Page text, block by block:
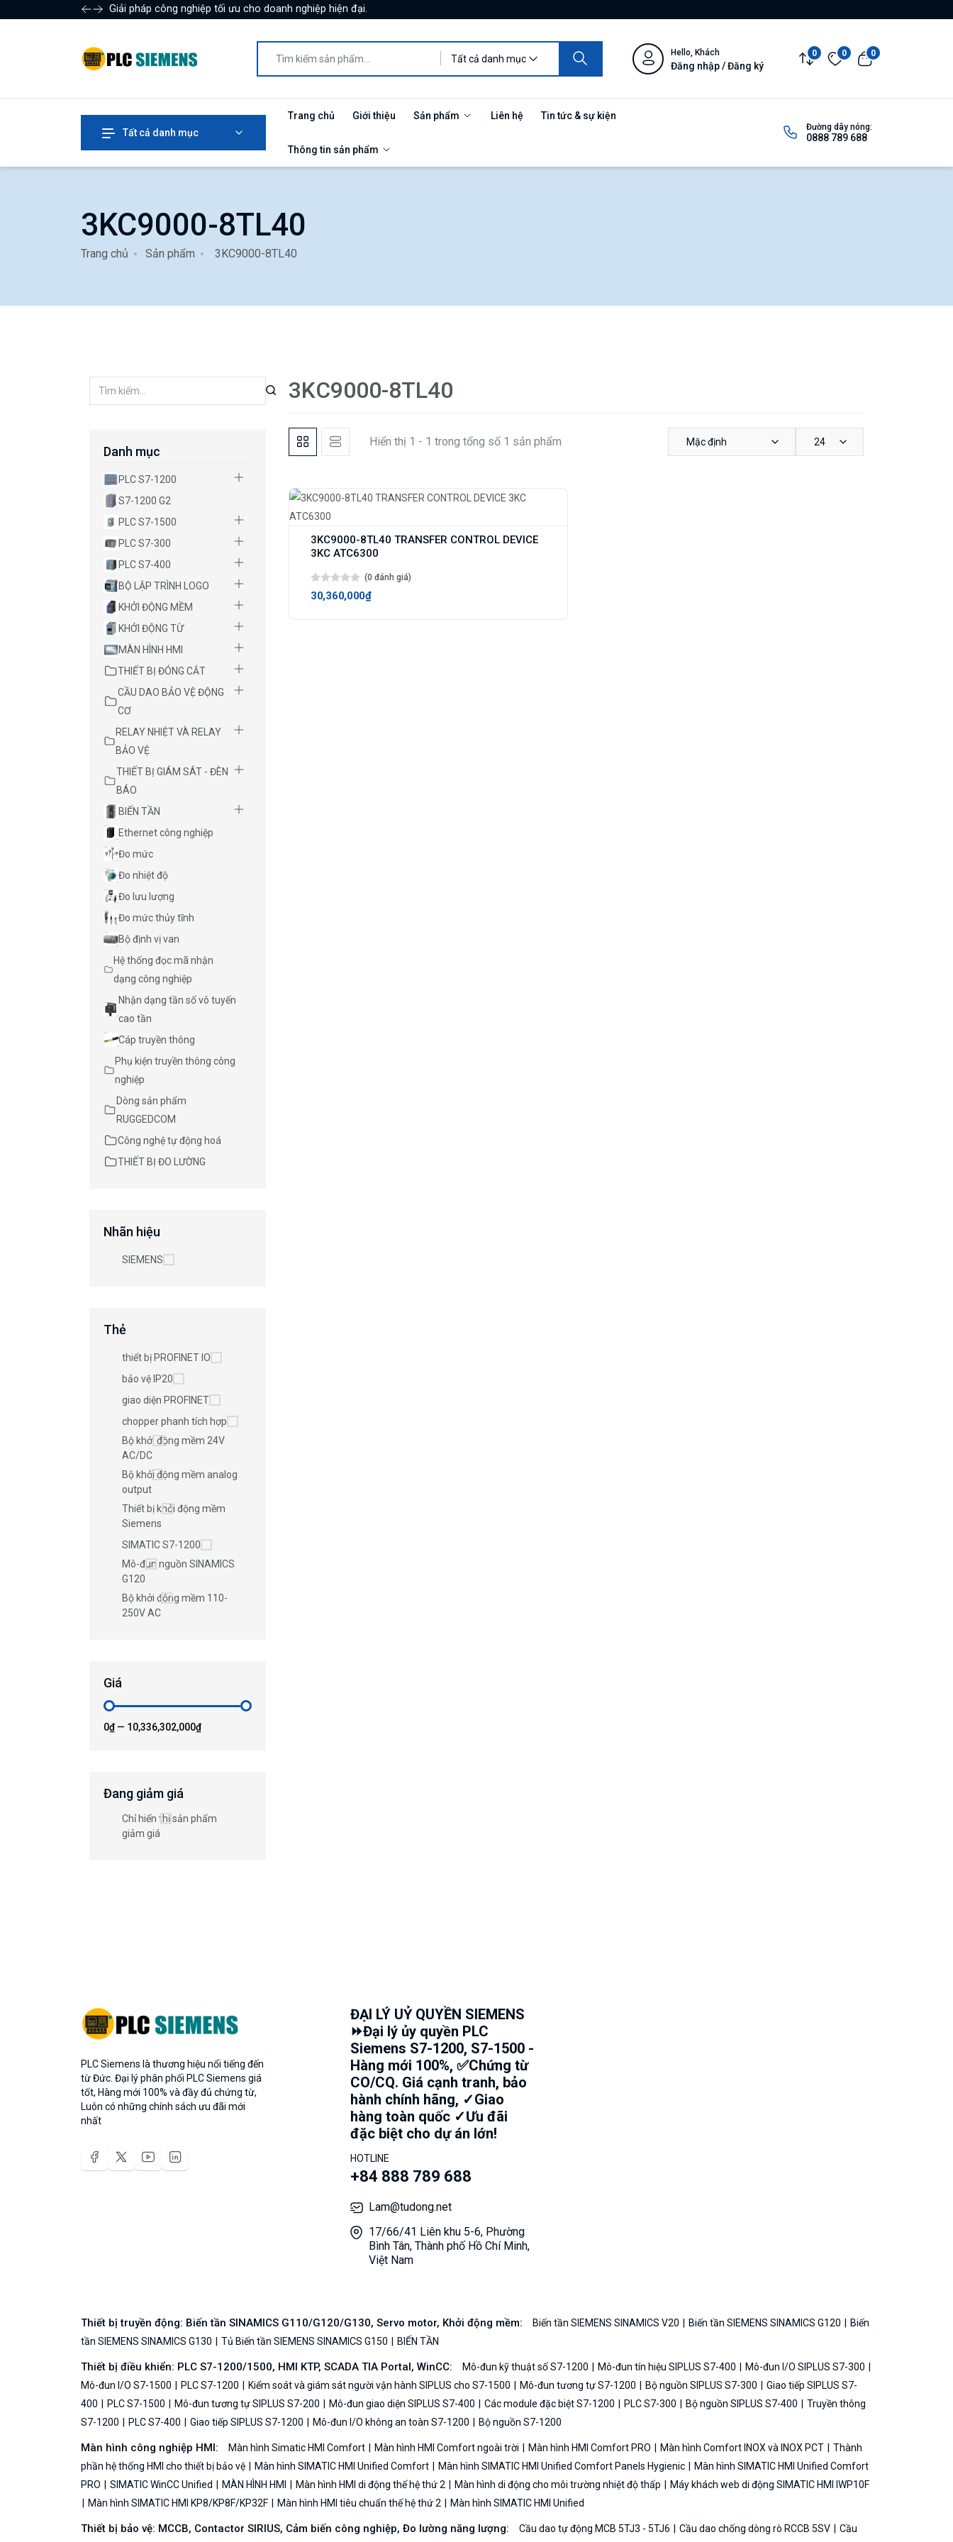
Giải pháp công nghiệp tối ưu cho doanh nghiệp hiện đại.
Tất cả danh mục
Hello, Khách
Đăng nhập / Đăng ký
0 0 0
Tất cả danh mục
Trang chủ Giới thiệu Sản phẩm Liên hệ Tin tức & sự kiện
Thông tin sản phẩm
Đường dây nóng:
0888 789 688
3KC9000-8TL40
Trang chủ Sản phẩm 3KC9000-8TL40
Danh mục
PLC S7-1200
S7-1200 G2
PLC S7-1500
PLC S7-300
PLC S7-400
BỘ LẬP TRÌNH LOGO
KHỞI ĐỘNG MỀM
KHỞI ĐỘNG TỪ
MÀN HÌNH HMI
THIẾT BỊ ĐÓNG CẮT
CẦU DAO BẢO VỆ ĐỘNG
CƠ
RELAY NHIỆT VÀ RELAY
BẢO VỆ
THIẾT BỊ GIÁM SÁT - ĐÈN
BÁO
BIẾN TẦN
Ethernet công nghiệp
Đo mức
Đo nhiệt độ
Đo lưu lượng
Đo mức thủy tĩnh
Bộ định vị van
Hệ thống đọc mã nhận
dạng công nghiệp
Nhận dạng tần số vô tuyến
cao tần
Cáp truyền thông
Phụ kiện truyền thông công
nghiệp
Dòng sản phẩm
RUGGEDCOM
Công nghệ tự động hoá
THIẾT BỊ ĐO LƯỜNG
Nhãn hiệu
SIEMENS
Thẻ
thiết bị PROFINET IO
bảo vệ IP20
giao diện PROFINET
chopper phanh tích hợp
Bộ khởi động mềm 24V
AC/DC
Bộ khởi động mềm analog
output
Thiết bị khởi động mềm
Siemens
SIMATIC S7-1200
Mô-đun nguồn SINAMICS
G120
Bộ khởi động mềm 110-
250V AC
Giá
0₫— 10,336,302,000₫
Đang giảm giá
Chỉ hiển thị sản phẩm
giảm giá
3KC9000-8TL40
Hiển thị 1 - 1 trong tổng số 1 sản phẩm Mặc định 24
3KC9000-8TL40 TRANSFER CONTROL DEVICE
3KC ATC6300
(0 đánh giá)
30,360,000₫
PLC Siemens là thương hiệu nổi tiếng đến
từ Đức. Đại lý phân phối PLC Siemens giá
tốt, Hàng mới 100% và đầy đủ chứng từ,
Luôn có những chính sách ưu đãi mới
nhất
ĐẠI LÝ UỶ QUYỀN SIEMENS
⏩Đại lý ủy quyền PLC
Siemens S7-1200, S7-1500 -
Hàng mới 100%, ✅Chứng từ
CO/CQ. Giá cạnh tranh, bảo
hành chính hãng, ✓Giao
hàng toàn quốc ✓Ưu đãi
đặc biệt cho dự án lớn!
HOTLINE
+84 888 789 688
Lam@tudong.net
17/66/41 Liên khu 5-6, Phường
Bình Tân, Thành phố Hồ Chí Minh,
Việt Nam
Thiết bị truyền động: Biến tần SINAMICS G110/G120/G130, Servo motor, Khởi động mềm: Biến tần SIEMENS SINAMICS V20 Biến tần SIEMENS SINAMICS G120
Biến
tần SIEMENS SINAMICS G130
Tủ Biến tần SIEMENS SINAMICS G150 BIẾN TẦN
Thiết bị điều khiển: PLC S7-1200/1500, HMI KTP, SCADA TIA Portal, WinCC: Mô-đun kỹ thuật số S7-1200 Mô-đun tín hiệu SIPLUS S7-400
Mô-đun I/O SIPLUS S7-300
Mô-đun I/O S7-1500
PLC S7-1200 Kiểm soát và giám sát người vận hành SIPLUS cho S7-1500 Mô-đun tương tự S7-1200 Bộ nguồn SIPLUS S7-300
Giao tiếp SIPLUS S7-
400
PLC S7-1500 Mô-đun tương tự SIPLUS S7-200 Mô-đun giao diện SIPLUS S7-400 Các module đặc biệt S7-1200 PLC S7-300 Bộ nguồn SIPLUS S7-400
Truyền thông
S7-1200
PLC S7-400 Giao tiếp SIPLUS S7-1200 Mô-đun I/O không an toàn S7-1200 Bộ nguồn S7-1200
Màn hình công nghiệp HMI: Màn hình Simatic HMI Comfort Màn hình HMI Comfort ngoài trời Màn hình HMI Comfort PRO Màn hình Comfort INOX và INOX PCT
Thành
phần hệ thống HMI cho thiết bị bảo vệ
Màn hình SIMATIC HMI Unified Comfort Màn hình SIMATIC HMI Unified Comfort Panels Hygienic
Màn hình SIMATIC HMI Unified Comfort
PRO
SIMATIC WinCC Unified MÀN HÌNH HMI Màn hình HMI di động thế hệ thứ 2 Màn hình di động cho môi trường nhiệt độ thấp
Máy khách web di động SIMATIC HMI IWP10F
Màn hình SIMATIC HMI KP8/KP8F/KP32F
Màn hình HMI tiêu chuẩn thế hệ thứ 2 Màn hình SIMATIC HMI Unified
Thiết bị bảo vệ: MCCB, Contactor SIRIUS, Cảm biến công nghiệp, Đo lường năng lượng: Cầu dao tự động MCB 5TJ3 - 5TJ6 Cầu dao chống dòng rò RCCB 5SV
Cầu